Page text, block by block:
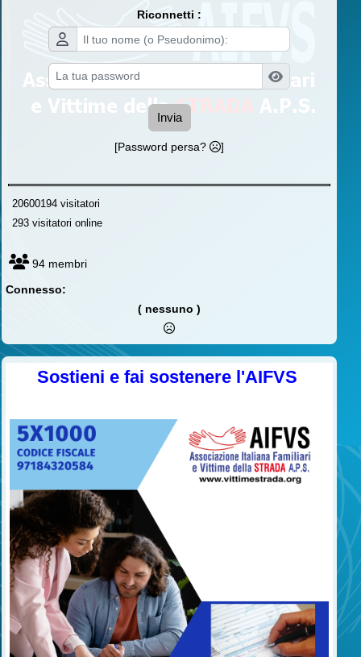
Riconnetti :
Invia
[Password persa? ]
20600194 visitatori
293 visitatori online
94 membri
Connesso:
( nessuno )
Sostieni e fai sostenere l'AIFVS